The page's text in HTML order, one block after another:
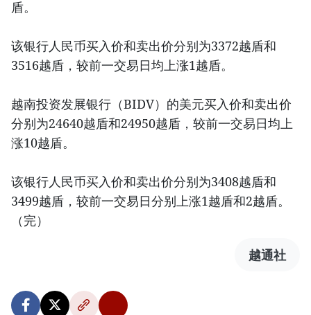
盾。
该银行人民币买入价和卖出价分别为3372越盾和
3516越盾，较前一交易日均上涨1越盾。
越南投资发展银行（BIDV）的美元买入价和卖出价
分别为24640越盾和24950越盾，较前一交易日均上
涨10越盾。
该银行人民币买入价和卖出价分别为3408越盾和
3499越盾，较前一交易日分别上涨1越盾和2越盾。
（完）
越通社